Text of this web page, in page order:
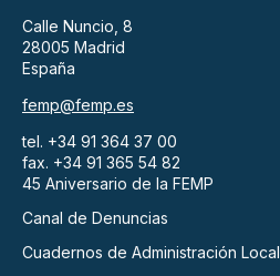
Calle Nuncio, 8
28005 Madrid
España
femp@femp.es
tel. +34 91 364 37 00
fax. +34 91 365 54 82
45 Aniversario de la FEMP
Canal de Denuncias
Cuadernos de Administración Local